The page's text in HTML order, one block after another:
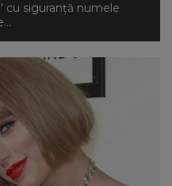
cu siguranță numele